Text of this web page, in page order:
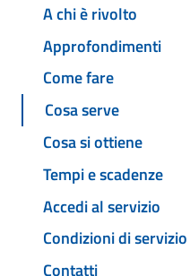
A chi è rivolto
Approfondimenti
Come fare
Cosa serve
Cosa si ottiene
Tempi e scadenze
Accedi al servizio
Condizioni di servizio
Contatti